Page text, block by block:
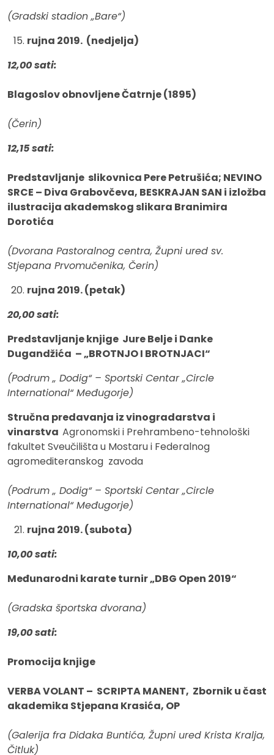
(Gradski stadion „Bare“)
rujna 2019. (nedjelja)
12,00 sati:
Blagoslov obnovljene Čatrnje (1895)
(Čerin)
12,15 sati:
Predstavljanje slikovnica Pere Petrušića; NEVINO
SRCE – Diva Grabovčeva, BESKRAJAN SAN i izložba
ilustracija akademskog slikara Branimira
Dorotića
(Dvorana Pastoralnog centra, Župni ured sv.
Stjepana Prvomučenika, Čerin)
rujna 2019. (petak)
20,00 sati:
Predstavljanje knjige Jure Belje i Danke
Dugandžića – „BROTNJO I BROTNJACI“
(Podrum „ Dodig“ – Sportski Centar „Circle
International“ Međugorje)
Stručna predavanja iz vinogradarstva i
vinarstva Agronomski i Prehrambeno-tehnološki
fakultet Sveučilišta u Mostaru i Federalnog
agromediteranskog zavoda
(Podrum „ Dodig“ – Sportski Centar „Circle
International“ Međugorje)
rujna 2019. (subota)
10,00 sati:
Međunarodni karate turnir „DBG Open 2019“
(Gradska športska dvorana)
19,00 sati:
Promocija knjige
VERBA VOLANT – SCRIPTA MANENT, Zbornik u čast
akademika Stjepana Krasića, OP
(Galerija fra Didaka Buntića, Župni ured Krista Kralja,
Čitluk)